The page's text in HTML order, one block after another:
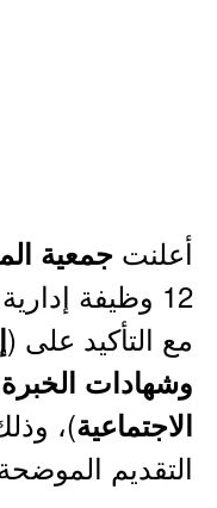
أعلنت جمعية
12 وظيفة
مع التأكيد على (
وشهادات
الاجتماعية)،
التقديم